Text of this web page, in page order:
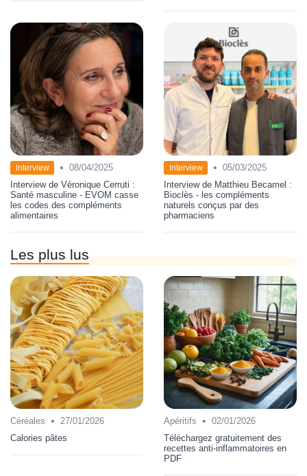
Interview • 08/04/2025
Interview de Véronique Cerruti :
Santé masculine - EVOM casse
les codes des compléments
alimentaires
Interview • 05/03/2025
Interview de Matthieu Becamel :
Bioclès - les compléments
naturels conçus par des
pharmaciens
Les plus lus
Céréales • 27/01/2026
Calories pâtes
Apéritifs • 02/01/2026
Téléchargez gratuitement des
recettes anti-inflammatoires en
PDF